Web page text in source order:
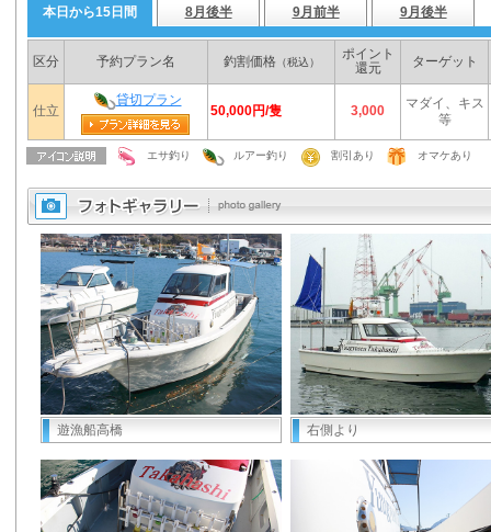
本日から15日間 8月後半 9月前半 9月後半
区分 予約プラン名 釣割価格（税込）
ポイント
還元
ターゲット
仕立
貸切プラン
50,000円/隻 3,000
マダイ、キス
等
エサ釣り ルアー釣り 割引あり オマケあり
遊漁船高橋 右側より